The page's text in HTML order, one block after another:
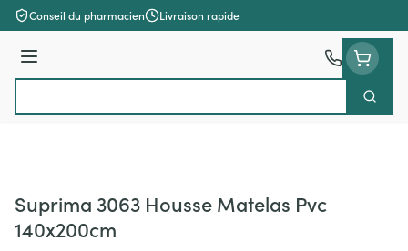
Aller au contenu
Conseil du pharmacien Livraison rapide
Menu
Suprima 3063 Housse Matelas Pvc
140x200cm